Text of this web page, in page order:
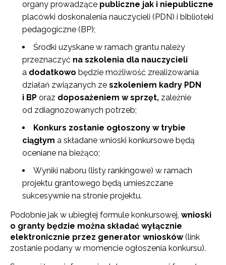
organy prowadzące publiczne jak i niepubliczne
placówki doskonalenia nauczycieli (PDN) i biblioteki
pedagogiczne (BP);
Środki uzyskane w ramach grantu należy
przeznaczyć na szkolenia dla nauczycieli
a dodatkowo będzie możliwość zrealizowania
działań związanych ze szkoleniem kadry PDN
i BP oraz doposażeniem w sprzęt, zależnie
od zdiagnozowanych potrzeb;
Konkurs zostanie ogłoszony w trybie
ciągłym a składane wnioski konkursowe będą
oceniane na bieżąco;
Wyniki naboru (listy rankingowe) w ramach
projektu grantowego będą umieszczane
sukcesywnie na stronie projektu.
Podobnie jak w ubiegłej formule konkursowej, wnioski
o granty będzie można składać wyłącznie
elektronicznie przez generator wniosków(link
zostanie podany w momencie ogłoszenia konkursu).